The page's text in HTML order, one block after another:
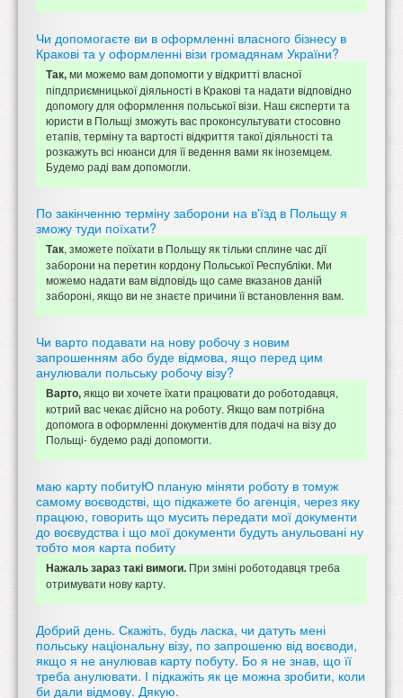
Чи допомогаєте ви в оформленні власного бізнесу в
Кракові та у оформленні візи громадянам України?
Так,ми можемо вам допомогти у відкритті власної
піпдприємницької діяльності в Кракові та надати відповідно
допомогу для оформлення польської візи. Наш єксперти та
юристи в Польщі зможуть вас проконсультувати стосовно
етапів, терміну та вартості відкриття такої діяльності та
розкажуть всі нюанси для її ведення вами як іноземцем.
Будемо раді вам допомогли.
По закінченню терміну заборони на в'їзд в Польщу я
зможу туди поїхати?
Так, зможете поїхати в Польщу як тільки сплине час дії
заборони на перетин кордону Польської Республіки. Ми
можемо надати вам відповідь що саме вказанов даній
забороні, якщо ви не знаєте причини її встановлення вам.
Чи варто подавати на нову робочу з новим
запрошенням або буде відмова, ящо перед цим
анулювали польську робочу візу?
Варто,якщо ви хочете їхати працювати до роботодавця,
котрий вас чекає дійсно на роботу. Якщо вам потрібна
допомога в оформленні документів для подачі на візу до
Польщі- будемо раді допомогти.
маю карту побитуЮ планую міняти роботу в томуж
самому воєводстві, що підкажете бо агенція, через яку
працюю, говорить що мусить передати мої документи
до воєвудства і що мої документи будуть анульовані ну
тобто моя карта побиту
Нажаль зараз такі вимоги. При зміні роботодавця треба
отримувати нову карту.
Добрий день. Скажіть, будь ласка, чи датуть мені
польську національну візу, по запрошеню від воєводи,
якщо я не анулював карту побуту. Бо я не знав, що її
треба анулювати. І підкажіть як це можна зробити, коли
би дали відмову. Дякую.